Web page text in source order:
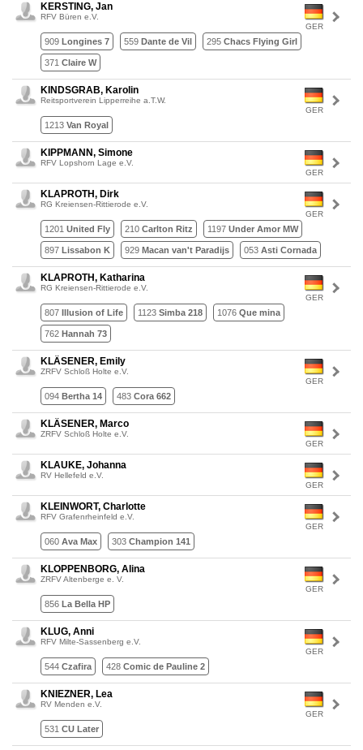
GER
KERSTING, Jan
RFV Büren e.V.
909 Longines 7 559 Dante de Vil 295 Chacs Flying Girl
371 Claire W
GER
KINDSGRAB, Karolin
Reitsportverein Lipperreihe a.T.W.
1213 Van Royal
GER
KIPPMANN, Simone
RFV Lopshorn Lage e.V.
GER
KLAPROTH, Dirk
RG Kreiensen-Rittierode e.V.
1201 United Fly 210 Carlton Ritz 1197 Under Amor MW
897 Lissabon K 929 Macan van't Paradijs 053 Asti Cornada
GER
KLAPROTH, Katharina
RG Kreiensen-Rittierode e.V.
807 Illusion of Life 1123 Simba 218 1076 Que mina
762 Hannah 73
GER
KLÄSENER, Emily
ZRFV Schloß Holte e.V.
094 Bertha 14 483 Cora 662
GER
KLÄSENER, Marco
ZRFV Schloß Holte e.V.
GER
KLAUKE, Johanna
RV Hellefeld e.V.
GER
KLEINWORT, Charlotte
RFV Grafenrheinfeld e.V.
060 Ava Max 303 Champion 141
GER
KLOPPENBORG, Alina
ZRFV Altenberge e. V.
856 La Bella HP
GER
KLUG, Anni
RFV Milte-Sassenberg e.V.
544 Czafira 428 Comic de Pauline 2
GER
KNIEZNER, Lea
RV Menden e.V.
531 CU Later